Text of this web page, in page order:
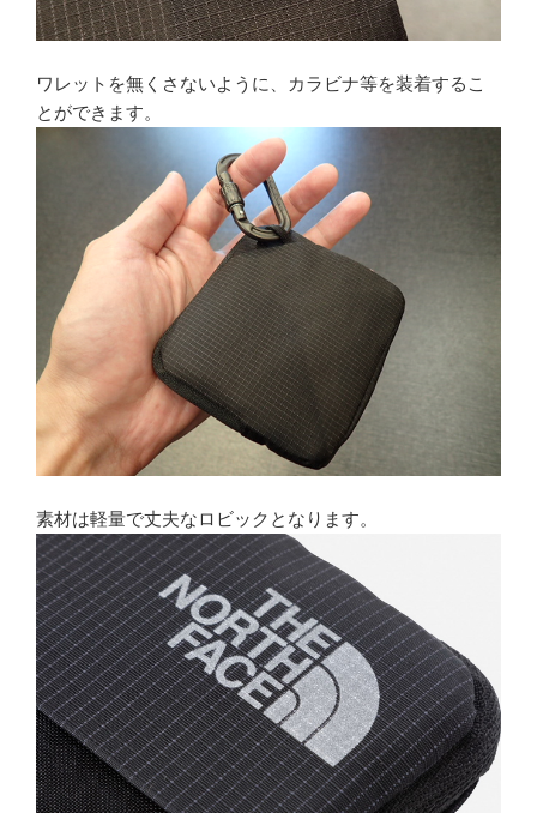
ワレットを無くさないように、カラビナ等を装着するこ
とができます。
素材は軽量で丈夫なロビックとなります。